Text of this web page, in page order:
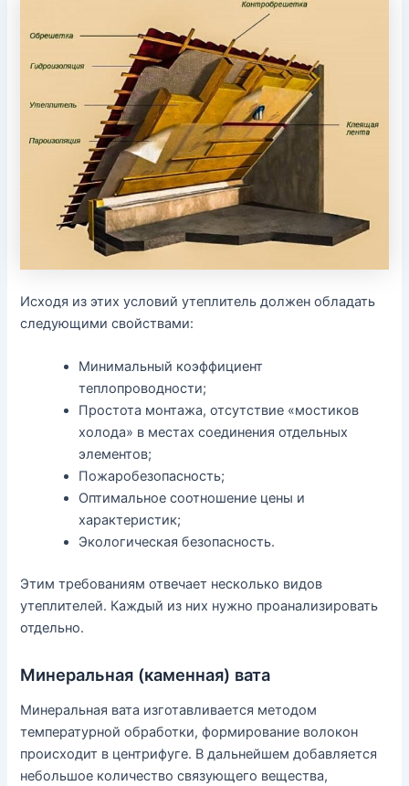
Исходя из этих условий утеплитель должен обладать
следующими свойствами:
Минимальный коэффициент
теплопроводности;
Простота монтажа, отсутствие «мостиков
холода» в местах соединения отдельных
элементов;
Пожаробезопасность;
Оптимальное соотношение цены и
характеристик;
Экологическая безопасность.
Этим требованиям отвечает несколько видов
утеплителей. Каждый из них нужно проанализировать
отдельно.
Минеральная (каменная) вата
Минеральная вата изготавливается методом
температурной обработки, формирование волокон
происходит в центрифуге. В дальнейшем добавляется
небольшое количество связующего вещества,